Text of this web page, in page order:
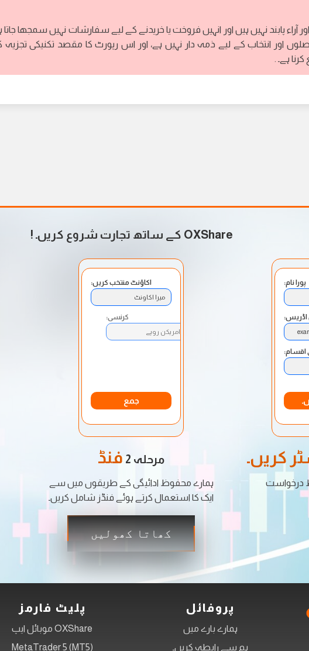
پابند نہیں ہیں اور انہیں فروخت یا خریدنے کے لیے سفارشات نہیں سمجھا جاتا
اور انتخاب کے لیے ذمہ دار نہیں ہے، اور اس رپورٹ کا مقصد تکنیکی تجزیہ
ہے۔ .
OXShare کے ساتھ تجارت شروع کریں۔ !
پورا نام:
اڈریس:
اقسام:
کریں۔
درخواست
اکاؤنٹ منتخب کریں:
میرا اکاونٹ
کرنسی:
امریکن روپے
جمع
مرحلہ 2 فنڈ
ہمارے محفوظ ادائیگی کے طریقوں میں سے
ایک کا استعمال کرتے ہوئے فنڈز شامل کریں۔
کھاتا کھولیں
پروفائل
ہمارے بارے میں
ہم سے رابطہ کریں۔
پلیٹ فارمز
OXShare موبائل ایپ
MetaTrader 5 (MT5)